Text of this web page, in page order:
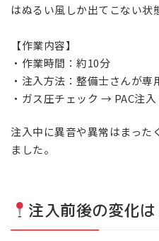
はぬるい風しか出てこない状
【作業内容】
・作業時間：約10分
・注入方法：整備士さんが専
・ガス圧チェック → PAC注
注入中に異音や異常はまった
ました。
注入前後の変化